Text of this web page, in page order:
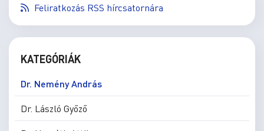
Feliratkozás RSS hírcsatornára
KATEGÓRIÁK
Dr. Nemény András
Dr. László Győző